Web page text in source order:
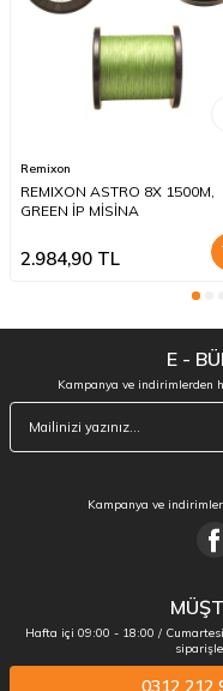
Remixon
REMIXON ASTRO 8X 1500M,
GREEN İP MİSİNA
2.984,90 TL
E -
Kampanya ve indirimlerden
Kampanya ve
Hafta içi 09:00 - 18:00 /
0312 212